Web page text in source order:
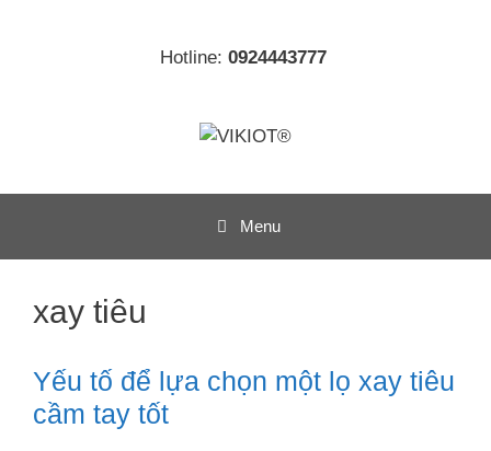
Hotline: 0924443777
Menu
xay tiêu
Yếu tố để lựa chọn một lọ xay tiêu
cầm tay tốt